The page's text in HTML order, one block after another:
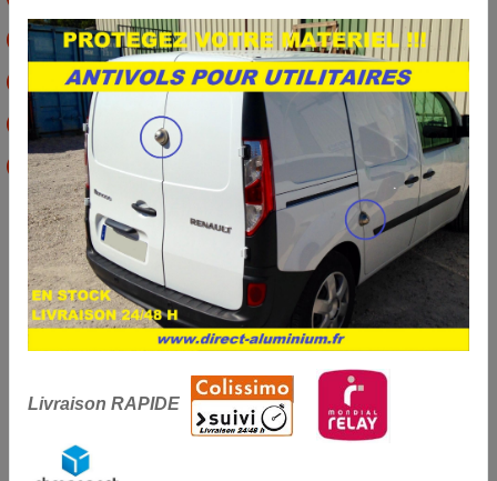
Fermeture par cylindre à 7 goupilles
Verrouillage par 2 billes acier "type goupille aviation
1 Cléf tubulaire en laiton nickelé
Notice de montage avec photos
Conditionnement : 1 assur-baie
Teinte: LAQUE NOIR MAT
notice-de-montage-assur-baie.pdf(189.58 Ko)
VOIR LES PRODUITS SIMILAIRES
RETOUR A LA BOUTIQUE
Livraison RAPIDE